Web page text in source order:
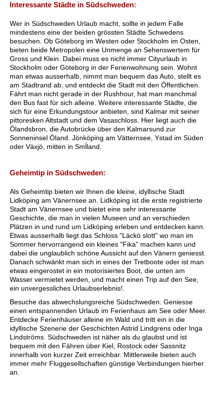
Interessante Städte in Südschweden:
Wer in Südschweden Urlaub macht, sollte in jedem Falle
mindestens eine der beiden grössten Städte Schwedens
besuchen. Ob Göteborg im Westen oder Stockholm im Osten,
bieten beide Metropolen eine Unmenge an Sehenswertem für
Gross und Klein. Dabei muss es nicht immer Cityurlaub in
Stockholm oder Göteborg in der Ferienwohnung sein. Wohnt
man etwas ausserhalb, nimmt man bequem das Auto, stellt es
am Stadtrand ab, und entdeckt die Stadt mit den Öffentlichen.
Fährt man nicht gerade in der Rushhour, hat man manchmal
den Bus fast für sich alleine. Weitere interessante Städte, die
sich für eine Erkundungstour anbieten, sind Kalmar mit seiner
pittoresken Altstadt und dem Vasaschloss. Hier liegt auch die
Ölandsbron, die Autobrücke über den Kalmarsund zur
Sonneninsel Öland. Jönköping am Vätternsee, Ystad im Süden
oder Växjö, mitten in Smĺland.
Geheimtip in Südschweden:
Als Geheimtip bieten wir Ihnen die kleine, idyllische Stadt
Lidköping am Vänernsee an. Lidköping ist die erste registrierte
Stadt am Vänernsee und bietet eine sehr interessante
Geschichte, die man in vielen Museen und an verschieden
Plätzen in und rund um Lidköping erleben und entdecken kann.
Etwas ausserhalb liegt das Schloss "Läckö slott" wo man im
Sommer hervorrangend ein kleines "Fika" machen kann und
dabei die unglaublich schöne Aussicht auf den Vänern geniesst.
Danach schwänkt man sich in eines der Tretboote oder ist man
etwas eingerostet in ein motorisiertes Boot, die unten am
Wasser vermietet werden, und macht einen Trip auf den See,
ein unvergessliches Urlaubserlebnis!.
Besuche das abwechslungsreiche Südschweden. Geniesse
einen entspannenden Urlaub im Ferienhaus am See oder Meer.
Entdecke Ferienhäuser alleine im Wald und tritt ein in die
idyllische Szenerie der Geschichten Astrid Lindgrens oder Inga
Lindströms. Südschweden ist näher als du glaubst und ist
bequem mit den Fähren über Kiel, Rostock oder Sassnitz
innerhalb von kurzer Zeit erreichbar. Mittlerweile bieten auch
immer mehr Fluggesellschaften günstige Verbindungen hierher
an.